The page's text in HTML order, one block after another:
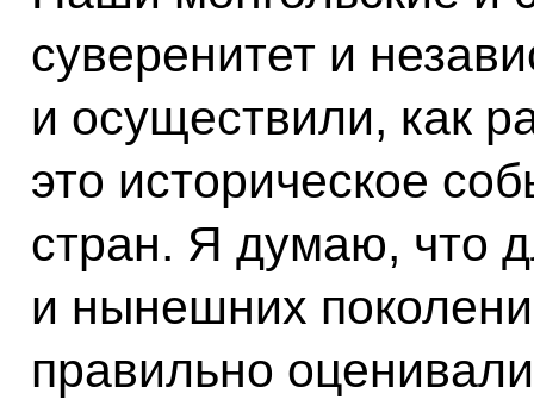
суверенитет и
и осуществили, как
это историческое
стран. Я думаю, что
и нынешних
правильно